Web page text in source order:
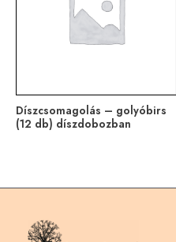
Díszcsomagolás – golyóbirs
(12 db) díszdobozban